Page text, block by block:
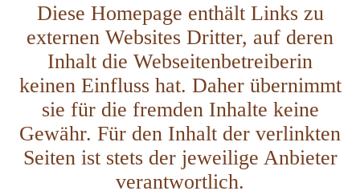
Diese Homepage enthält Links zu
externen Websites Dritter, auf deren
Inhalt die Webseitenbetreiberin
keinen Einfluss hat. Daher übernimmt
sie für die fremden Inhalte keine
Gewähr. Für den Inhalt der verlinkten
Seiten ist stets der jeweilige Anbieter
verantwortlich.